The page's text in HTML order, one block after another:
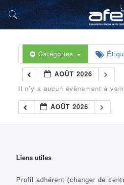
Catégories
AOÛT 2026
Il n’y a aucun évènement à
AOÛT 2026
Liens utiles
Profil adhérent (changer de